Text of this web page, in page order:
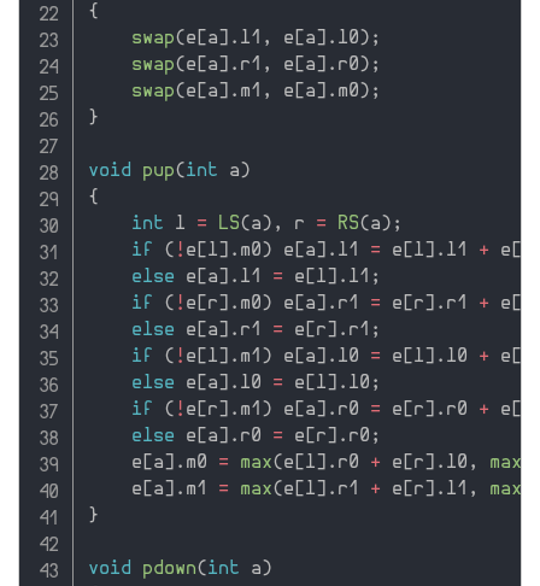
{
swap(e [a] . l1 , e [a] . l0) ;
swap(e [a] . r1 , e [a] . r0) ;
swap(e [a] . m1 , e [a] . m0) ;
}
void pup(int a)
{
int l = LS(a) , r = RS(a) ;
if
( ! e [l] . m0) e [a] . l1 = e [l] . l1 + e [
else e [a] . l1 = e [l] . l1 ;
if
( ! e [r] . m0) e [a] . r1 = e [r] . r1 + e [
else e [a] . r1 = e [r] . r1 ;
if
( ! e [l] . m1 ) e [a] . l0 = e [l] . l0 + e [
else e [a] . l0 = e [l] . l0 ;
if
( ! e [r] . m1 ) e [a] . r0 = e [r] . r0 + e [
else e [a] . r0 = e [r] . r0 ;
    e
[a] . m0 = max(e [l] . r0 + e [r] . l0 , max
    e
[a] . m1 = max(e [l] . r1 + e [r] . l1 , max
}
void pdown(int a)